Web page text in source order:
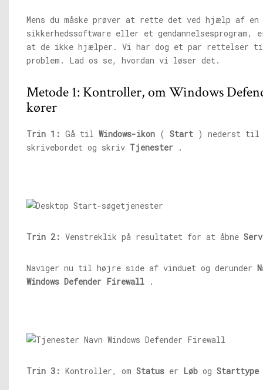
Mens du måske prøver at rette det ved hjælp af en
sikkerhedssoftware eller et gendannelsesprogram,
at de ikke hjælper. Vi har dog et par rettelser
problem. Lad os se, hvordan vi løser det.
Metode 1: Kontroller, om Windows
kører
Trin 1: Gå til Windows-ikon ( Start ) nederst til
skrivebordet og skriv Tjenester .
Trin 2: Venstreklik på resultatet for at åbne
Naviger nu til højre side af vinduet og derunder
Windows Defender Firewall .
Trin 3: Kontroller, om Status er Løb og Starttype